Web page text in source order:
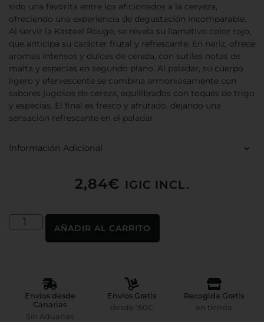
sido una favorita entre los aficionados a la cerveza,
ofreciendo una experiencia de degustación incomparable.
Al servir la Kasteel Rouge, se revela su llamativo color rojo,
que anticipa su carácter frutal y refrescante. En nariz, ofrece
aromas intensos y dulces de cereza, con sutiles notas de
malta y especias en segundo plano. Al paladar, su cuerpo
ligero y efervescente se combina armoniosamente con
sabores jugosos de cereza, equilibrados con toques de trigo
y especias. El final es fresco y afrutado, dejando una
sensación refrescante en el paladar
Información Adicional
2,84€ IGIC INCL.
AÑADIR AL CARRITO
Envíos desde
Canarias
Sin Aduanas
Envíos Gratis
desde 150€
Recogida Gratis
en tienda